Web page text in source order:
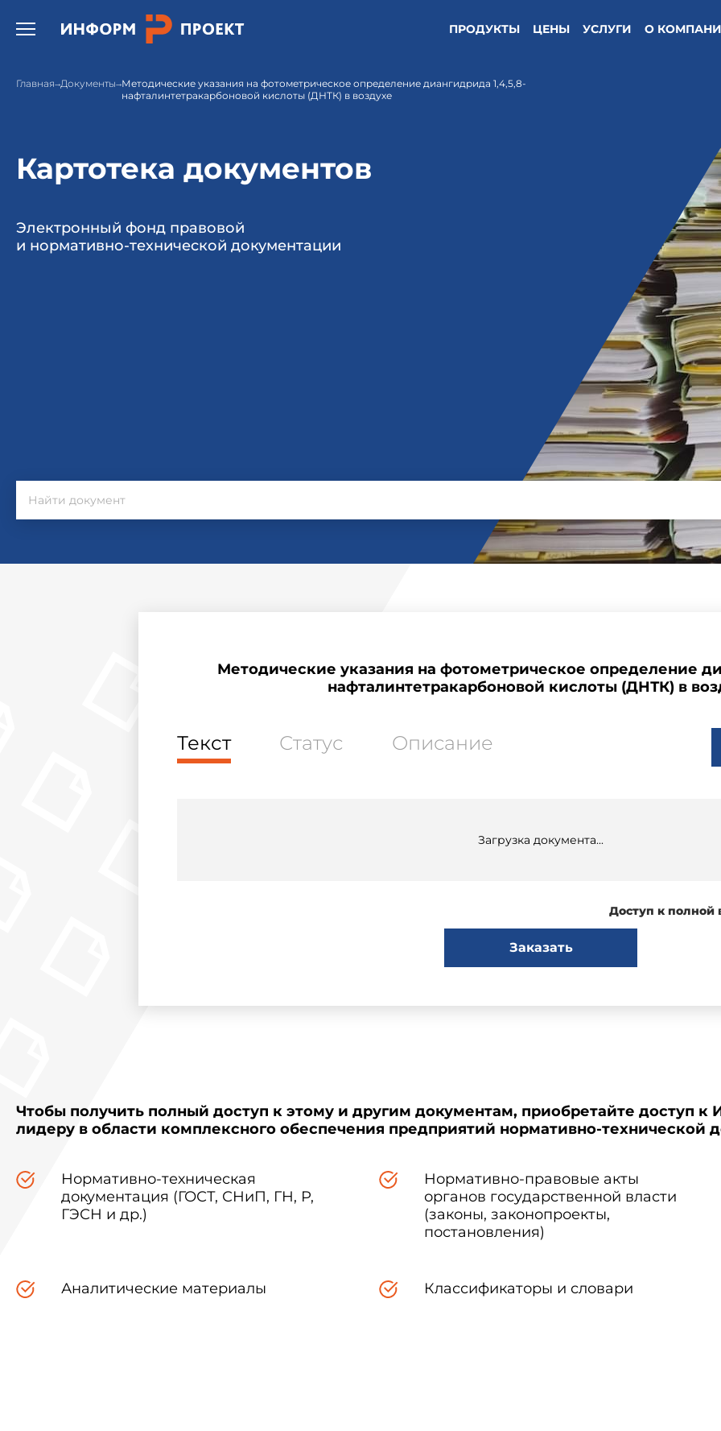
Открыть бургер меню. ПРОДУКТЫ ЦЕНЫ УСЛУГИ О
Главная Документы Методические указания на фотометрическое определение диангидрида 1,4,5,8-
нафталинтетракарбоновой кислоты (ДНТК) в воздухе
Картотека документов
Электронный фонд правовой
и нормативно-технической документации
Методические указания на фотометрическое определение
нафталинтетракарбоновой кислоты (ДНТК) в
Текст Статус Описание
Загрузка документа...
Доступ к полной
Заказать
Чтобы получить полный доступ к этому и другим документам, приобретайте доступ к
лидеру в области комплексного обеспечения предприятий нормативно-технической
Нормативно-техническая
документация (ГОСТ, СНиП, ГН, Р,
ГЭСН и др.)
Нормативно-правовые акты
органов государственной власти
(законы, законопроекты,
постановления)
Аналитические материалы Классификаторы и словари